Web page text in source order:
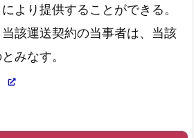
より提供することができる。
該運送契約の当事者は、当該
みなす。